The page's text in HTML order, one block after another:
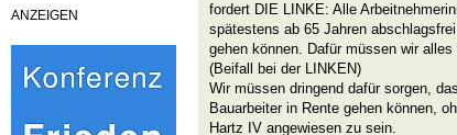
ANZEIGEN
fordert DIE LINKE: Alle
spätestens ab 65 Jahren
gehen können. Dafür müssen wir alles
(Beifall bei der LINKEN)
Wir müssen dringend dafür sorgen,
Bauarbeiter in Rente gehen können,
Hartz IV angewiesen zu sein.